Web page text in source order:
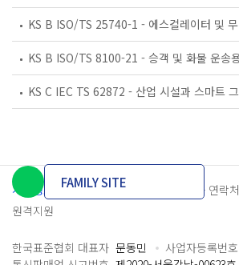
개인정보처리방침 이용약관 담당자 연락처
원격지원
FAMILY SITE
한국표준협회 대표자 문동민 사업자등록번호